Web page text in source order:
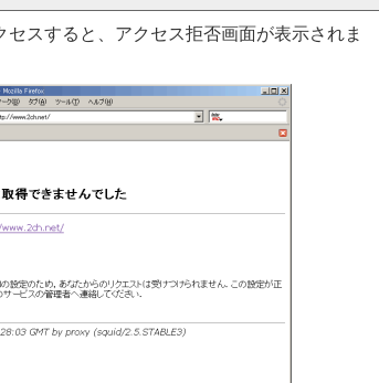
セスすると、アクセス拒否画面が表示されま